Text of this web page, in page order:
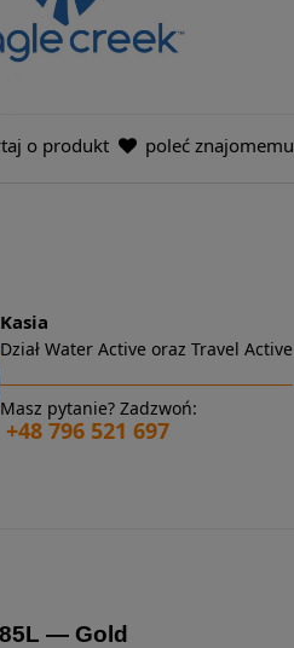
o produkt poleć znajomemu
Kasia
Dział Water Active oraz Travel Active
Masz pytanie? Zadzwoń:
+48 796 521 697
— Gold